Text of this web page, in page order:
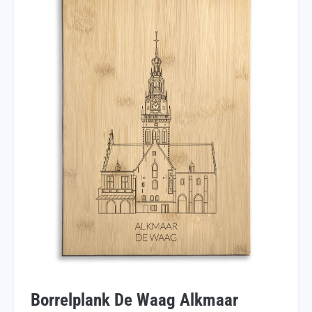
Borrelplank De Waag Alkmaar